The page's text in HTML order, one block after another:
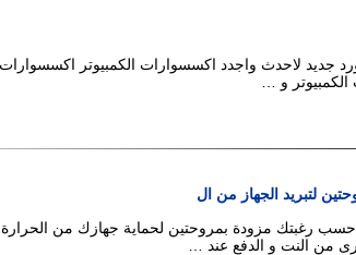
جديد لاحدث واجدد اكسسوارات الكمبيوتر اكسسوارات
و …
لتبريد الجهاز من ال
رغبتك مزودة بمروحتين لحماية جهازك من الحرارة
النت و الدفع عند …